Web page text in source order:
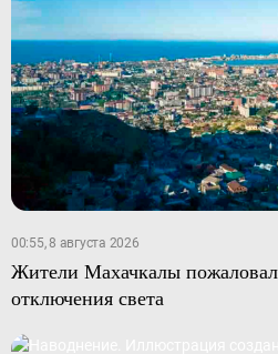
00:55, 8 августа 2026
Жители Махачкалы
отключения света